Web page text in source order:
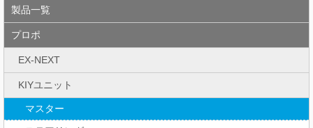
製品一覧
プロポ
EX-NEXT
KIYユニット
マスター